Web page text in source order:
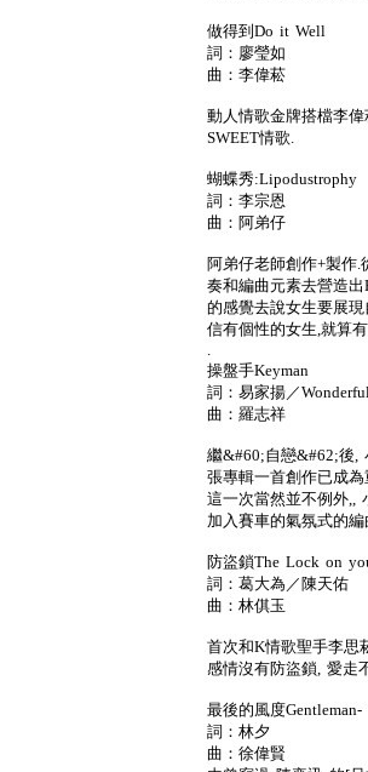
做得到Do it Well
詞：廖瑩如
曲：李偉菘
動人情歌金牌搭檔李
SWEET情歌.
蝴蝶秀:Lipodustrophy
詞：李宗恩
曲：阿弟仔
阿弟仔老師創作+製作
奏和編曲元素去營造出
的感覺去說女生要展
信有個性的女生,就算
.
操盤手Keyman
詞：易家揚／
曲：羅志祥
繼&#60;自戀&#62;後,
張專輯一首創作已成
這一次當然並不例外,,
加入賽車的氣氛式的編
防盜鎖The Lock on
詞：葛大為／陳天佑
曲：林倛玉
首次和K情歌聖手李思
感情沒有防盜鎖, 愛走
最後的風度
詞：林夕
曲：徐偉賢